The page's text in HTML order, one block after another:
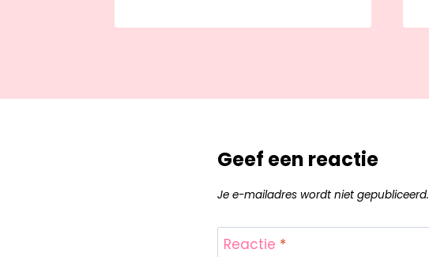
Geef een reactie
Je e-mailadres wordt niet gepubliceerd.
Reactie *